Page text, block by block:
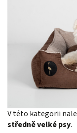
V této kategorii
středně velké psy.